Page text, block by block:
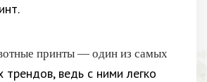
принты — один из самых
ведь с ними легко